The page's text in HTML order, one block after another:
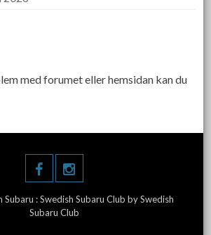
med forumet eller hemsidan kan du
Subaru :Swedish Subaru Club by Swedish
Subaru Club